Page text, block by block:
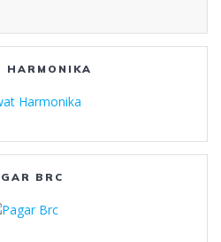
HARMONIKA
BRC